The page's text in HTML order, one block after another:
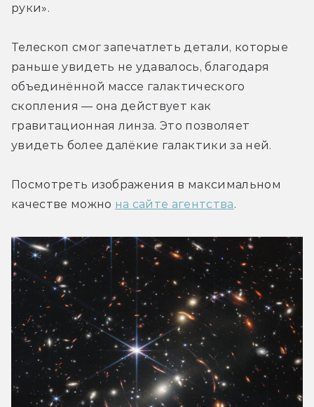
руки».
Телескоп смог запечатлеть детали, которые
раньше увидеть не удавалось, благодаря
объединённой массе галактического
скопления — она действует как
гравитационная линза. Это позволяет
увидеть более далёкие галактики за ней.
Посмотреть изображения в максимальном
качестве можно на сайте агентства.